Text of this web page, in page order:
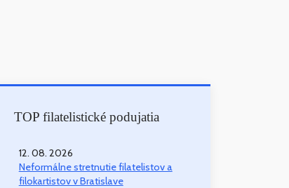
TOP filatelistické podujatia
12. 08. 2026
Neformálne stretnutie filatelistov a
filokartistov v Bratislave